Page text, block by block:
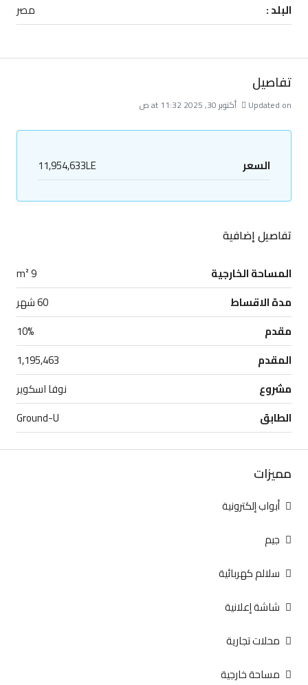
البلد : مصر
تفاصيل
Updated on أكتوبر 30, 2025 at 11:32 ص
السعر 11,954,633LE
تفاصيل إضافية
المساحة الخارجية
9 m²
مدة الاقساط
60 شهر
مقدم
10%
المقدم
1,195,463
مشروع
نوفا اسكوير
الطابق
Ground-U
مميزات
أبواب إلكترونية
جيم
سلالم كهربائية
شاشة إعلانية
محلات تجارية
مساحة خارجية